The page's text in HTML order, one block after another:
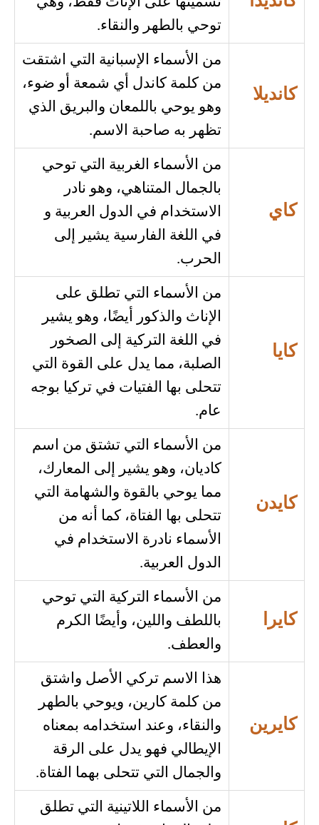
توحي بالطهر والنقاء.
كانديلا
من الأسماء الإسبانية التي اشتقت
من كلمة كاندل أي شمعة أو ضوء،
وهو يوحي باللمعان والبريق الذي
تظهر به صاحبة الاسم.
كاي
من الأسماء الغربية التي توحي
بالجمال المتناهي، وهو نادر
الاستخدام في الدول العربية و
في اللغة الفارسية يشير إلى
الحرب.
كايا
من الأسماء التي تطلق على
الإناث والذكور أيضًا، وهو يشير
في اللغة التركية إلى الصخور
الصلبة، مما يدل على القوة التي
تتحلى بها الفتيات في تركيا بوجه
عام.
كايدن
من الأسماء التي تشتق من اسم
كاديان، وهو يشير إلى المعارك،
مما يوحي بالقوة والشهامة التي
تتحلى بها الفتاة، كما أنه من
الأسماء نادرة الاستخدام في
الدول العربية.
كايرا
من الأسماء التركية التي توحي
باللطف واللين، وأيضًا الكرم
والعطف.
كايرين
هذا الاسم تركي الأصل واشتق
من كلمة كارين، ويوحي بالطهر
والنقاء، وعند استخدامه بمعناه
الإيطالي فهو يدل على الرقة
والجمال التي تتحلى بهما الفتاة.
من الأسماء اللاتينية التي تطلق